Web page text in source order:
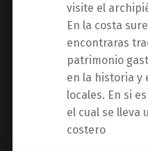
visite el
En la costa
encontraras
patrimonio
en la historia y
locales. En si
el cual se lleva
costero